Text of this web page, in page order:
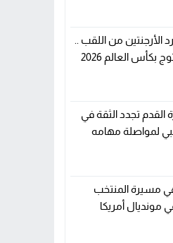
الأرجنتين من اللقب ..
بكأس العالم 2026
القدم تجدد الثقة في
لمواصلة مهامه
مسيرة المنتخب
مونديال أمريكا